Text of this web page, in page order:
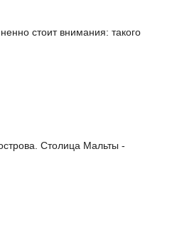
стоит внимания: такого
Столица Мальты -